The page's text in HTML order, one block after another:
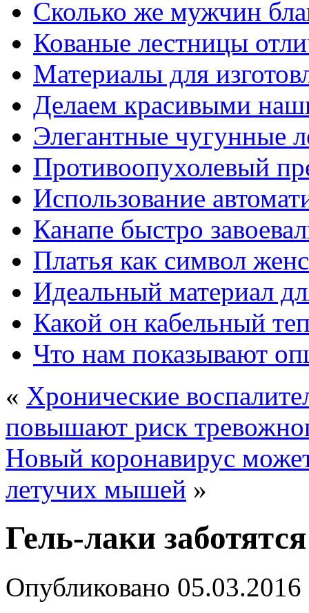
Сколько же мужчин
Кованые лестницы
Материалы для
Делаем красивыми
Элегантные чугунные
Противоопухолевый
Использование
Канапе быстро
Платья как символ
Идеальный материал
Какой он кабельный
Что нам показывают
« Хронические
повышают риск
Новый коронавирус
летучих мышей »
Гель-лаки
Опубликовано 05.03.2016